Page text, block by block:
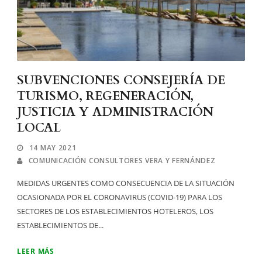
SUBVENCIONES CONSEJERÍA DE
TURISMO, REGENERACIÓN,
JUSTICIA Y ADMINISTRACIÓN
LOCAL
14 MAY 2021
COMUNICACIÓN CONSULTORES VERA Y FERNÁNDEZ
MEDIDAS URGENTES COMO CONSECUENCIA DE LA SITUACIÓN
OCASIONADA POR EL CORONAVIRUS (COVID-19) PARA LOS
SECTORES DE LOS ESTABLECIMIENTOS HOTELEROS, LOS
ESTABLECIMIENTOS DE...
LEER MÁS